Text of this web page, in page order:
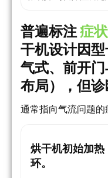
普遍标注症
干机设计因
气式、前开
布局），但诊
通常指向气流问题的
烘干机初始加
环。